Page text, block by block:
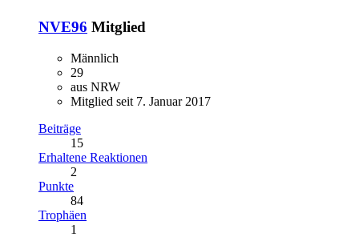
NVE96 Mitglied
Männlich
29
aus NRW
Mitglied seit 7. Januar 2017
Beiträge
15
Erhaltene Reaktionen
2
Punkte
84
Trophäen
1